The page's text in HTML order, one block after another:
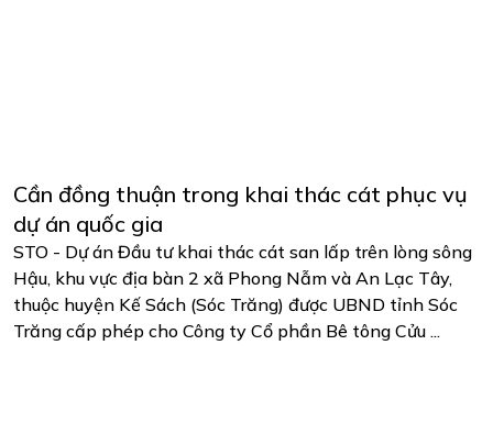
Cần đồng thuận trong khai thác cát phục vụ
dự án quốc gia
STO - Dự án Đầu tư khai thác cát san lấp trên lòng sông
Hậu, khu vực địa bàn 2 xã Phong Nẫm và An Lạc Tây,
thuộc huyện Kế Sách (Sóc Trăng) được UBND tỉnh Sóc
Trăng cấp phép cho Công ty Cổ phần Bê tông Cửu ...